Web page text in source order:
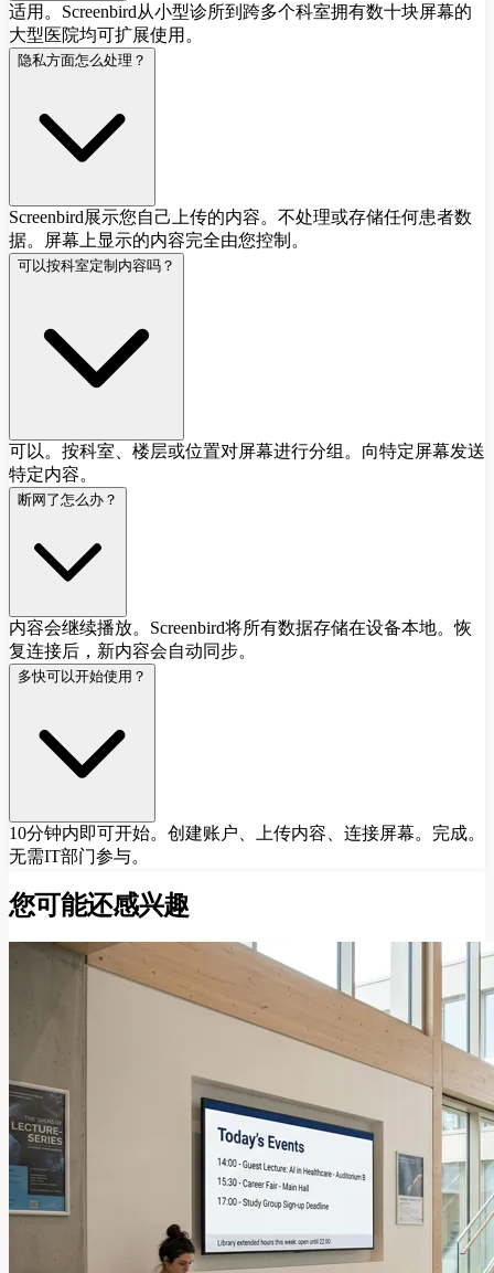
适用。Screenbird从小型诊所到跨多个科室拥有数十块屏幕的
大型医院均可扩展使用。
隐私方面怎么处理？
Screenbird展示您自己上传的内容。不处理或存储任何患者数
据。屏幕上显示的内容完全由您控制。
可以按科室定制内容吗？
可以。按科室、楼层或位置对屏幕进行分组。向特定屏幕发送
特定内容。
断网了怎么办？
内容会继续播放。Screenbird将所有数据存储在设备本地。恢
复连接后，新内容会自动同步。
多快可以开始使用？
10分钟内即可开始。创建账户、上传内容、连接屏幕。完成。
无需IT部门参与。
您可能还感兴趣